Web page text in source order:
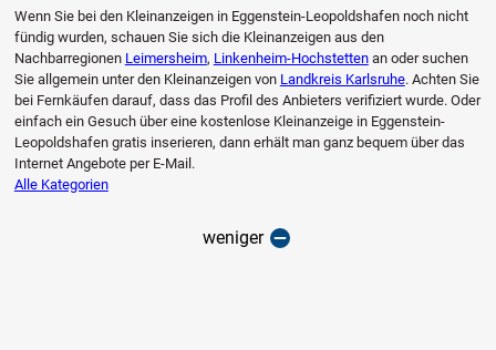
Wenn Sie bei den Kleinanzeigen in Eggenstein-Leopoldshafen noch nicht
fündig wurden, schauen Sie sich die Kleinanzeigen aus den
Nachbarregionen Leimersheim, Linkenheim-Hochstettenan oder suchen
Sie allgemein unter den Kleinanzeigen von Landkreis Karlsruhe. Achten Sie
bei Fernkäufen darauf, dass das Profil des Anbieters verifiziert wurde. Oder
einfach ein Gesuch über eine kostenlose Kleinanzeige in Eggenstein-
Leopoldshafen gratis inserieren, dann erhält man ganz bequem über das
Internet Angebote per E-Mail.
Alle Kategorien
weniger